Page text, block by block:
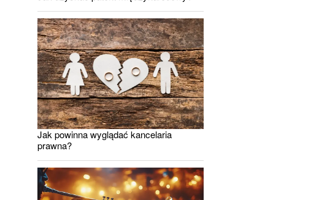
Jak powinna wyglądać kancelaria
prawna?